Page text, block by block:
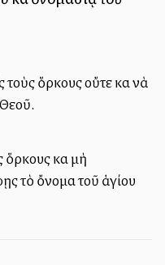
ὅρκους οὔτε καὶ νὰ
καὶ μὴ
τὸ ὄνομα τοῦ ἁγίου